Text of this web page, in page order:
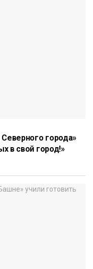
города»
в свой город!»